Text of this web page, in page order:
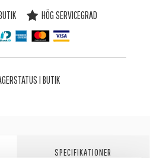
HÖG SERVICEGRAD
I BUTIK
SPECIFIKATIONER